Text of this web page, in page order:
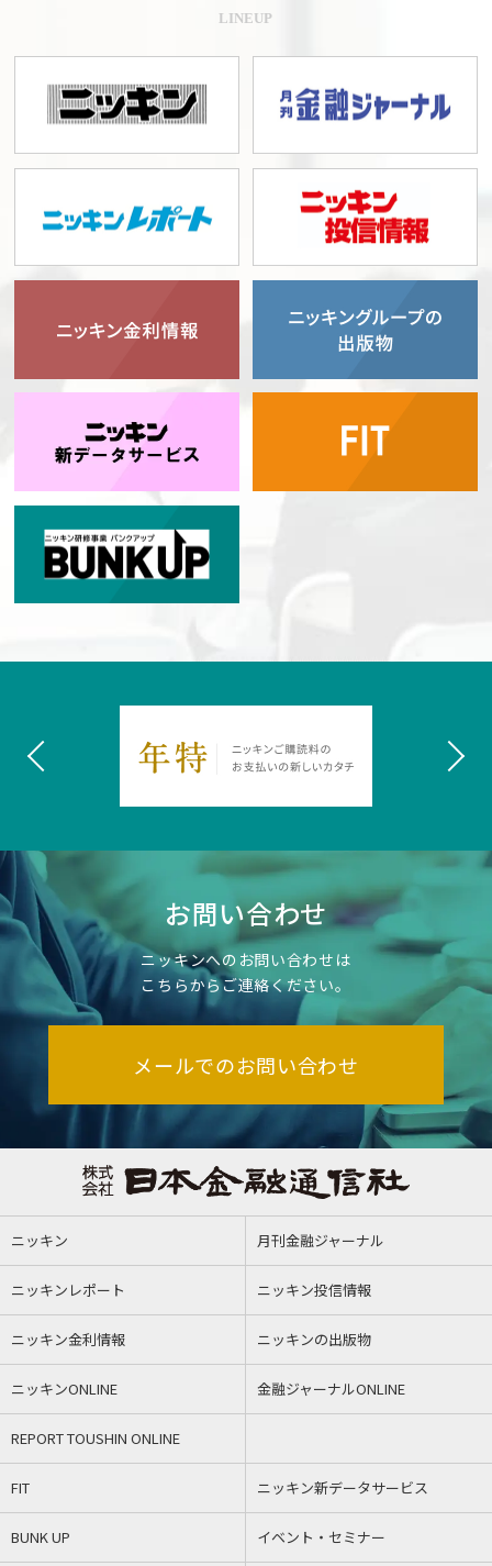
LINEUP
お問い合わせ
ニッキンへのお問い合わせは
こちらからご連絡ください。
メールでのお問い合わせ
ニッキン 月刊金融ジャーナル
ニッキンレポート ニッキン投信情報
ニッキン金利情報 ニッキンの出版物
ニッキンONLINE 金融ジャーナルONLINE
REPORT TOUSHIN ONLINE
FIT ニッキン新データサービス
BUNK UP イベント・セミナー